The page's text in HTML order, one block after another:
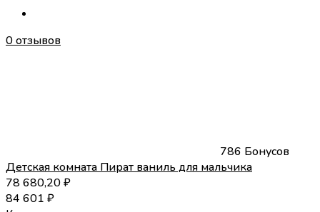
0 отзывов
786 Бонусов
Детская комната Пират ваниль для мальчика
78 680,20₽
84 601 ₽